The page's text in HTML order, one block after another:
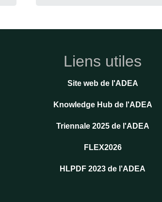
Liens utiles
Site web de l'ADEA
Knowledge Hub de l'ADEA
Triennale 2025 de l'ADEA
FLEX2026
HLPDF 2023 de l'ADEA